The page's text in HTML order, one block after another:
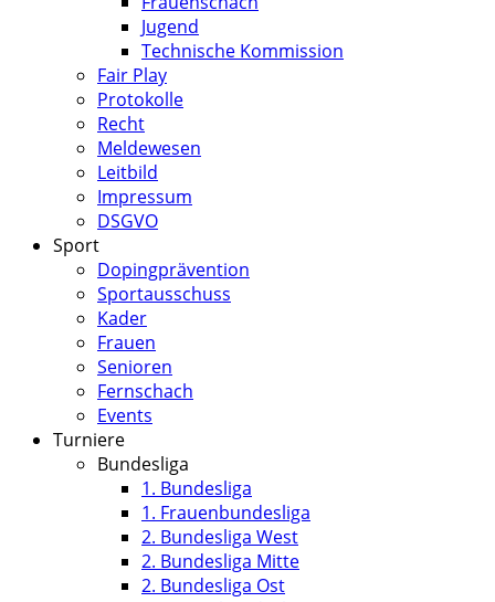
Jugend
Technische Kommission
Fair Play
Protokolle
Recht
Meldewesen
Leitbild
Impressum
DSGVO
Sport
Dopingprävention
Sportausschuss
Kader
Frauen
Senioren
Fernschach
Events
Turniere
Bundesliga
1. Bundesliga
1. Frauenbundesliga
2. Bundesliga West
2. Bundesliga Mitte
2. Bundesliga Ost